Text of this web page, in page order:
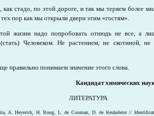
как стадо, по этой дороге, и так мы теряем более
пор как мы открыли двери этим «гостям».
жизни надо попробовать отнюдь не все, а
Человеком. Не растением, не скотиной,
правильно понимаем значение этого слова.
Кандидат химических
ЛИТЕРАТУРА
A. Heyerick, H. Rong, L. de Cooman, D. de Keukeleire //